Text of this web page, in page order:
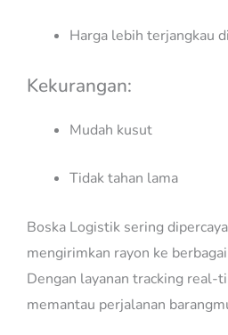
Harga lebih terjangkau
Kekurangan:
Mudah kusut
Tidak tahan lama
Boska Logistik sering
mengirimkan rayon ke
Dengan layanan tracking real-
memantau perjalanan